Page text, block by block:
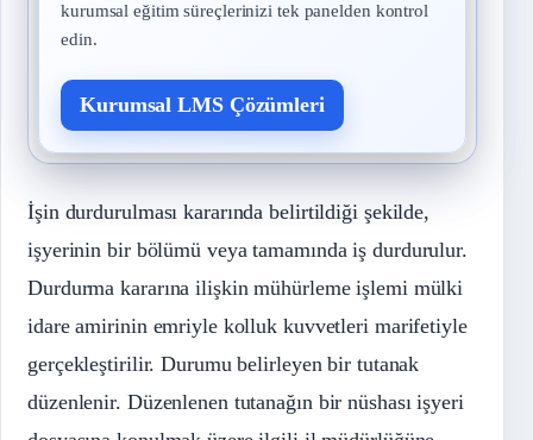
kurumsal eğitim süreçlerinizi tek panelden kontrol
edin.
Kurumsal LMS Çözümleri
İşin durdurulması kararında belirtildiği şekilde,
işyerinin bir bölümü veya tamamında iş durdurulur.
Durdurma kararına ilişkin mühürleme işlemi mülki
idare amirinin emriyle kolluk kuvvetleri marifetiyle
gerçekleştirilir. Durumu belirleyen bir tutanak
düzenlenir. Düzenlenen tutanağın bir nüshası işyeri